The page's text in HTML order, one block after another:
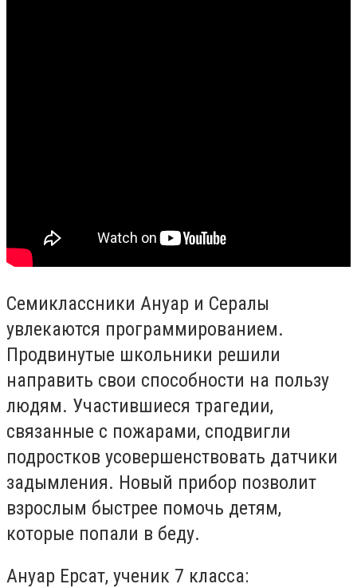
Семиклассники Ануар и Сералы
увлекаются программированием.
Продвинутые школьники решили
направить свои способности на пользу
людям. Участившиеся трагедии,
связанные с пожарами, сподвигли
подростков усовершенствовать датчики
задымления. Новый прибор позволит
взрослым быстрее помочь детям,
которые попали в беду.
Ануар Ерсат, ученик 7 класса: